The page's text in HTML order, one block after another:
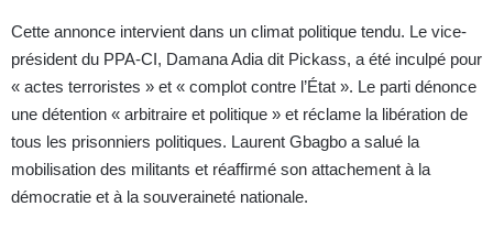
Cette annonce intervient dans un climat politique tendu. Le vice-
président du PPA-CI, Damana Adia dit Pickass, a été inculpé pour
« actes terroristes » et « complot contre l’État ». Le parti dénonce
une détention « arbitraire et politique » et réclame la libération de
tous les prisonniers politiques. Laurent Gbagbo a salué la
mobilisation des militants et réaffirmé son attachement à la
démocratie et à la souveraineté nationale.